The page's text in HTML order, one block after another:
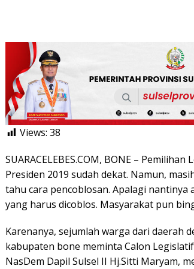
Views: 38
SUARACELEBES.COM, BONE –
Presiden 2019 sudah dekat. Namun,
tahu cara pencoblosan. Apalagi nantinya
yang harus dicoblos. Masyarakat pun
Karenanya, sejumlah warga dari daerah
kabupaten bone meminta Calon
NasDem Dapil Sulsel II Hj.Sitti Maryam,